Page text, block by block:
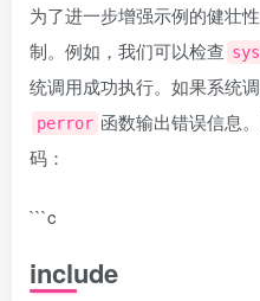
为了进一步增强示例的健壮
制。例如，我们可以检查
统调用成功执行。如果系统
perror 函数输出错误信息
码：
```c
include